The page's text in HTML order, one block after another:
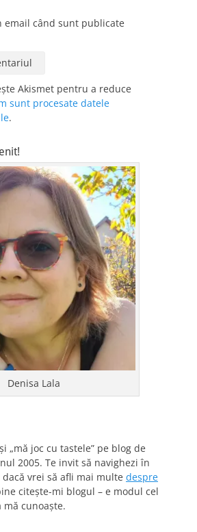
email când sunt publicate
Akismet pentru a reduce
sunt procesate datele
.
Denisa Lala
„mă joc cu tastele” pe blog de
2005. Te invit să navighezi în
vrei să afli mai multe despre
citește-mi blogul – e modul cel
cunoaște.